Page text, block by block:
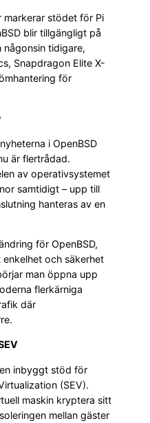
markerar stödet för Pi
blir tillgängligt på
tidigare,
Snapdragon Elite X-
för
i OpenBSD
är flertrådad.
av operativsystemet
samtidigt – upp till
hanteras av en
för OpenBSD,
och säkerhet
man öppna upp
flerkärniga
där
inbyggt stöd för
(SEV).
maskin kryptera sitt
mellan gäster